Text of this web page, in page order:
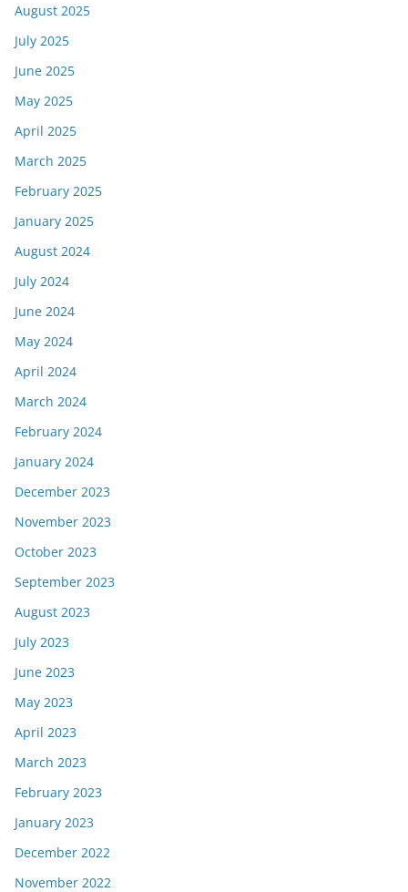
August 2025
July 2025
June 2025
May 2025
April 2025
March 2025
February 2025
January 2025
August 2024
July 2024
June 2024
May 2024
April 2024
March 2024
February 2024
January 2024
December 2023
November 2023
October 2023
September 2023
August 2023
July 2023
June 2023
May 2023
April 2023
March 2023
February 2023
January 2023
December 2022
November 2022